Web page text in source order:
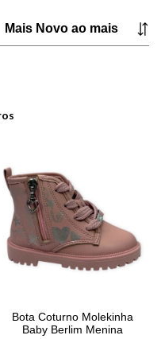
Bota Coturno Molekinha
Baby Berlim Menina